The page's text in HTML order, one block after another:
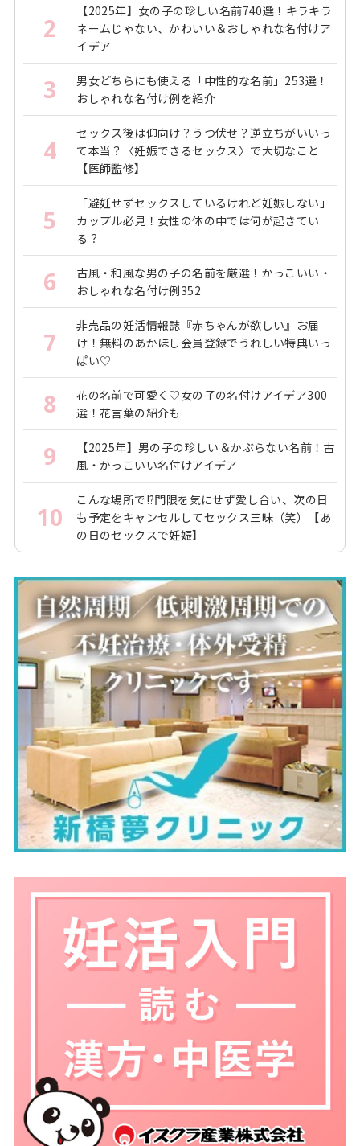
2
【2025年】女の子の珍しい名前740選！キラキラ
ネームじゃない、かわいい＆おしゃれな名付けア
イデア
3
男女どちらにも使える「中性的な名前」253選！
おしゃれな名付け例を紹介
4
セックス後は仰向け？うつ伏せ？逆立ちがいいっ
て本当？〈妊娠できるセックス〉で大切なこと
【医師監修】
5
「避妊せずセックスしているけれど妊娠しない」
カップル必見！女性の体の中では何が起きてい
る？
6
古風・和風な男の子の名前を厳選！かっこいい・
おしゃれな名付け例352
7
非売品の妊活情報誌『赤ちゃんが欲しい』お届
け！無料のあかほし会員登録でうれしい特典いっ
ぱい♡
8
花の名前で可愛く♡女の子の名付けアイデア300
選！花言葉の紹介も
9
【2025年】男の子の珍しい＆かぶらない名前！古
風・かっこいい名付けアイデア
10
こんな場所で!?門限を気にせず愛し合い、次の日
も予定をキャンセルしてセックス三昧（笑）【あ
の日のセックスで妊娠】